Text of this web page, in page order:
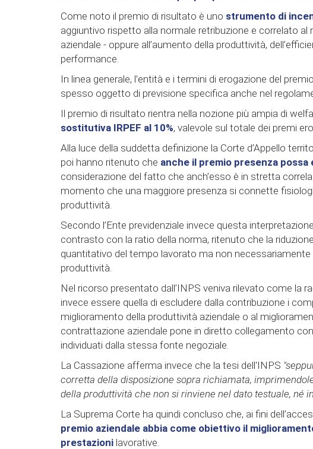
Come noto il premio di risultato è uno strumento di
aggiuntivo rispetto alla normale retribuzione e correlato
aziendale - oppure all’aumento della produttività,
performance.
In linea generale, l’entità e i termini di erogazione del
spesso oggetto di previsione specifica anche nel
Il premio di risultato rientra nella nozione più ampia di
sostitutiva IRPEF al 10%, valevole sul totale dei premi
Alla luce della suddetta definizione la Corte d’Appello
poi hanno ritenuto che anche il premio presenza
considerazione del fatto che anch’esso è in stretta
momento che una maggiore presenza si connette
produttività.
Secondo l’Ente previdenziale invece questa
contrasto con la ratio della norma, ritenuto che la
quantitativo del tempo lavorato ma non
produttività.
Nel ricorso presentato dall’INPS veniva rilevato come la
invece essere quella di escludere dalla contribuzione i
miglioramento della produttività aziendale o al
contrattazione aziendale pone in diretto collegamento
individuati dalla stessa fonte negoziale.
La Cassazione afferma invece che la tesi dell'INPS
corretta della disposizione sopra richiamata,
della produttività che non si rinviene nel dato testuale, né
La Suprema Corte ha quindi concluso che, ai fini
premio aziendale abbia come obiettivo il
prestazioni lavorative.